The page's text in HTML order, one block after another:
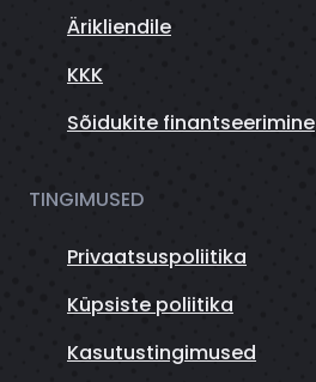
Ärikliendile
KKK
Sõidukite finantseerimine
TINGIMUSED
Privaatsuspoliitika
Küpsiste poliitika
Kasutustingimused